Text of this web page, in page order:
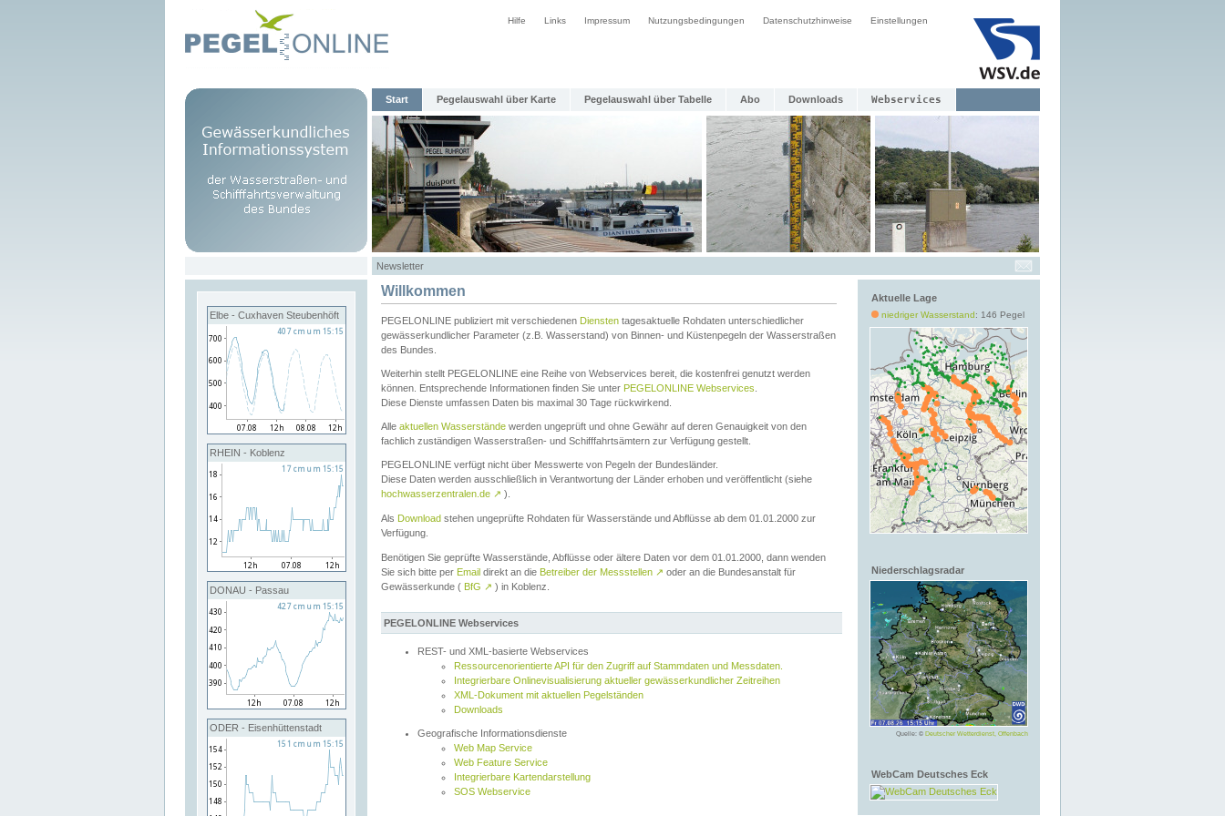
Hilfe Links Impressum Nutzungsbedingungen Datenschutzhinweise Einstellungen
Start Pegelauswahl über Karte Pegelauswahl über Tabelle Abo Downloads Webservices
Newsletter
Elbe - Cuxhaven Steubenhöft
RHEIN - Koblenz
DONAU - Passau
ODER - Eisenhüttenstadt
Aktuelle Lage
niedriger Wasserstand: 146 Pegel
Niederschlagsradar
Quelle: © Deutscher Wetterdienst, Offenbach
WebCam Deutsches Eck
Willkommen
PEGELONLINE publiziert mit verschiedenen Diensten tagesaktuelle Rohdaten unterschiedlicher
gewässerkundlicher Parameter (z.B. Wasserstand) von Binnen- und Küstenpegeln der Wasserstraßen
des Bundes.
Weiterhin stellt PEGELONLINE eine Reihe von Webservices bereit, die kostenfrei genutzt werden
können. Entsprechende Informationen finden Sie unter PEGELONLINE Webservices
Diese Dienste umfassen Daten bis maximal 30 Tage rückwirkend.
Alle aktuellen Wasserstände werden ungeprüft und ohne Gewähr auf deren Genauigkeit von den
fachlich zuständigen Wasserstraßen- und Schifffahrtsämtern zur Verfügung gestellt.
PEGELONLINE verfügt nicht über Messwerte von Pegeln der Bundesländer.
Diese Daten werden ausschließlich in Verantwortung der Länder erhoben und veröffentlicht (siehe
hochwasserzentralen.de ↗ ).
Als Download stehen ungeprüfte Rohdaten für Wasserstände und Abflüsse ab dem 01.01.2000 zur
Verfügung.
Benötigen Sie geprüfte Wasserstände, Abflüsse oder ältere Daten vor dem 01.01.2000, dann wenden
Sie sich bitte per Email direkt an die Betreiber der Messstellen ↗ oder an die Bundesanstalt für
Gewässerkunde ( BfG ↗ ) in Koblenz.
PEGELONLINE Webservices
REST- und XML-basierte Webservices
Ressourcenorientierte API für den Zugriff auf Stammdaten und Messdaten.
Integrierbare Onlinevisualisierung aktueller gewässerkundlicher Zeitreihen
XML-Dokument mit aktuellen Pegelständen
Downloads
Geografische Informationsdienste
Web Map Service
Web Feature Service
Integrierbare Kartendarstellung
SOS Webservice